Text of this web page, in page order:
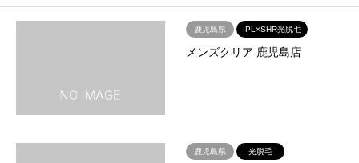
鹿児島県 IPL×SHR光脱毛
メンズクリア 鹿児島店
鹿児島県 光脱毛